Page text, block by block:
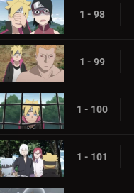
1 - 98
1 - 99
1 - 100
1 - 101